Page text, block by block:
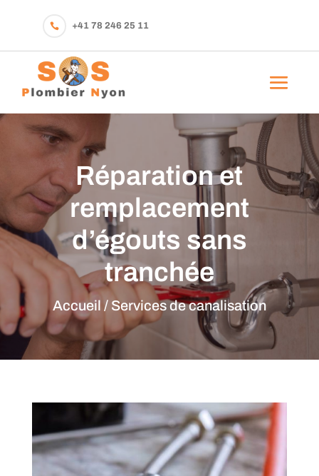
 +41 78 246 25 11
Réparation et
remplacement
d’égouts sans
tranchée
Accueil / Services de canalisation